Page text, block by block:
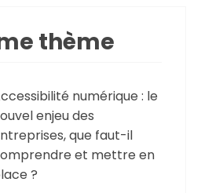
thème
numérique : le
enjeu des
que faut-il
et mettre en
?